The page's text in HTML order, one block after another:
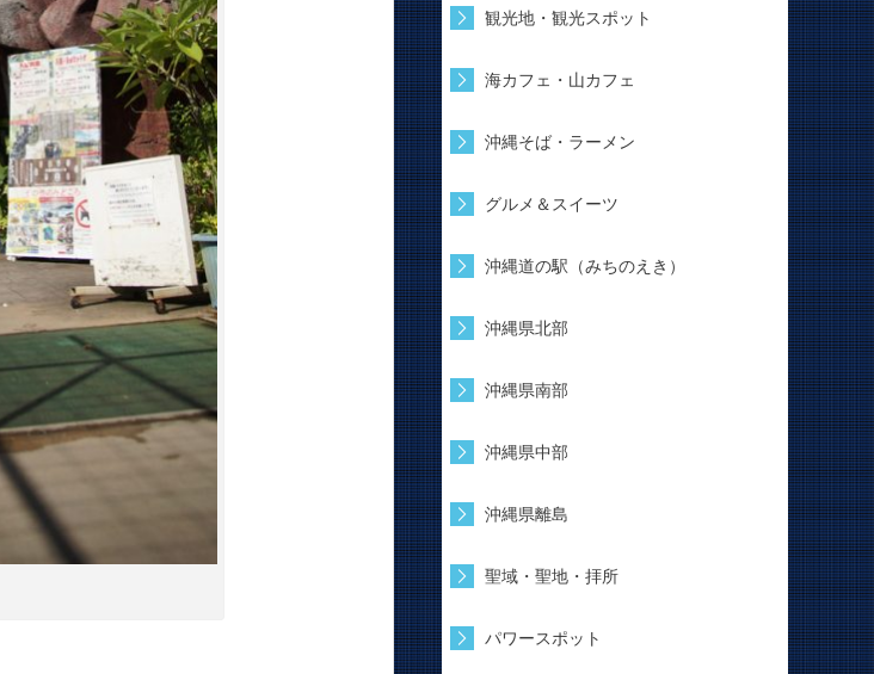
観光地・観光スポット
海カフェ・山カフェ
沖縄そば・ラーメン
グルメ＆スイーツ
沖縄道の駅（みちのえき）
沖縄県北部
沖縄県南部
沖縄県中部
沖縄県離島
聖域・聖地・拝所
パワースポット